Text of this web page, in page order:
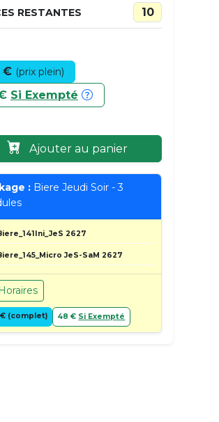
RESTANTES 10
€ (prix plein)
Si Exempté
Ajouter au panier
: Biere Jeudi Soir - 3
2627
JeS-SaM 2627
Horaires
€ (complet) 48 € Si Exempté